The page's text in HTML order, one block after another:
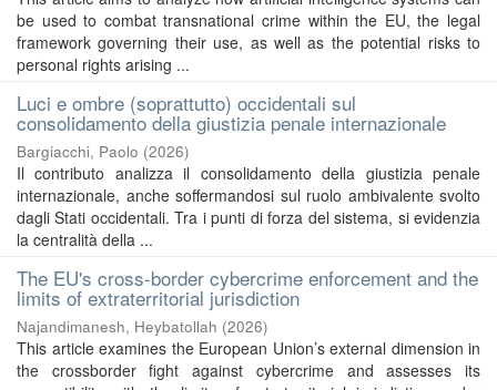
be used to combat transnational crime within the EU, the legal
framework governing their use, as well as the potential risks to
personal rights arising ...
Luci e ombre (soprattutto) occidentali sul
consolidamento della giustizia penale internazionale
Bargiacchi, Paolo (2026)
Il contributo analizza il consolidamento della giustizia penale
internazionale, anche soffermandosi sul ruolo ambivalente svolto
dagli Stati occidentali. Tra i punti di forza del sistema, si evidenzia
la centralità della ...
The EU's cross-border cybercrime enforcement and the
limits of extraterritorial jurisdiction
Najandimanesh, Heybatollah (2026)
This article examines the European Union’s external dimension in
the crossborder fight against cybercrime and assesses its